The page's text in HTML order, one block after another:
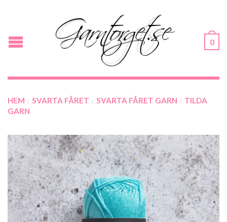
0
HEM / SVARTA FÅRET / SVARTA FÅRET GARN /
TILDA
GARN